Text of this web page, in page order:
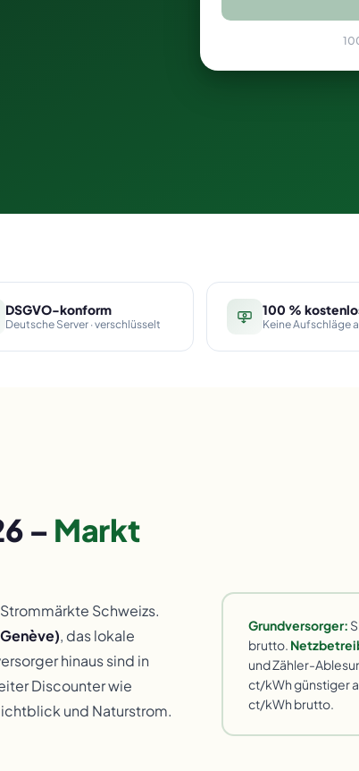
DSGVO-konform
Deutsche Server · verschlüsselt
100 %
Keine Aufschläge
– Markt
Schweizs.
, das lokale
hinaus sind in
Discounter wie
und Naturstrom.
Grundversorger:
brutto.
und Zähler-
ct/kWh günstiger
ct/kWh brutto.